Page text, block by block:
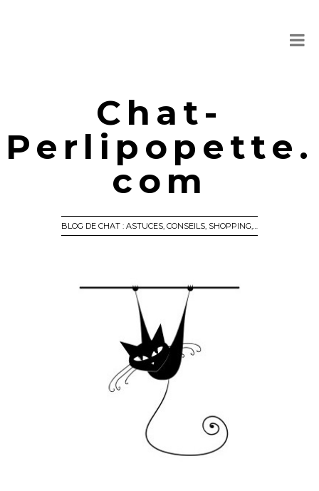
Chat-
Perlipopette.
com
BLOG DE CHAT : ASTUCES, CONSEILS, SHOPPING,…